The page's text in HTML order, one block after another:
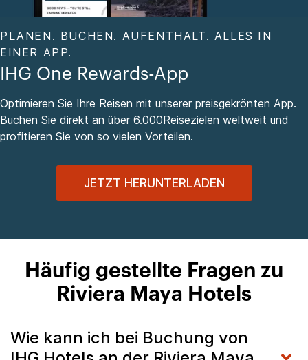
PLANEN. BUCHEN. AUFENTHALT. ALLES IN
EINER APP.
IHG One Rewards-App
Optimieren Sie Ihre Reisen mit unserer preisgekrönten App.
Buchen Sie direkt an über 6.000Reisezielen weltweit und
profitieren Sie von so vielen Vorteilen.
JETZT HERUNTERLADEN
Häufig gestellte Fragen zu
Riviera Maya Hotels
Wie kann ich bei Buchung von